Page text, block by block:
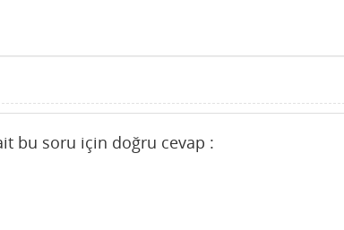
bu soru için doğru cevap :